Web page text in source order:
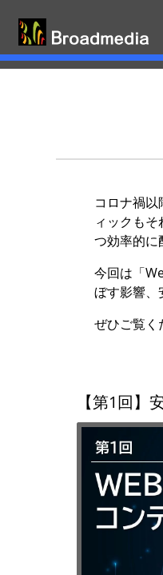
コロナ禍
ィックも
つ効率的に
今回は「
ぼす影響、
ぜひご覧く
【第1回】